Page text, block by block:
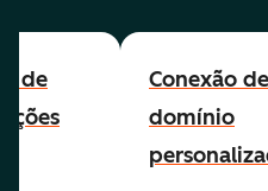
de
Conexão de
domínio